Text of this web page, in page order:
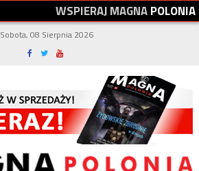
WSPIERAJMAGNAPOLONIA
Sobota, 08 Sierpnia 2026